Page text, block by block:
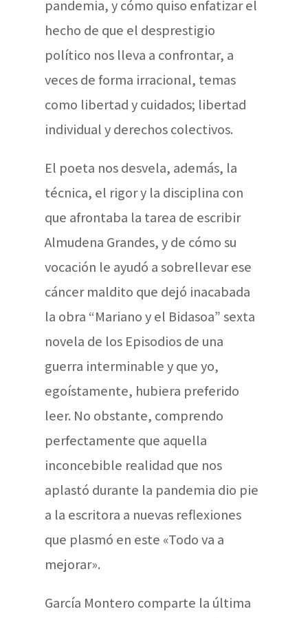
pandemia, y cómo quiso enfatizar el
hecho de que el desprestigio
político nos lleva a confrontar, a
veces de forma irracional, temas
como libertad y cuidados; libertad
individual y derechos colectivos.
El poeta nos desvela, además, la
técnica, el rigor y la disciplina con
que afrontaba la tarea de escribir
Almudena Grandes, y de cómo su
vocación le ayudó a sobrellevar ese
cáncer maldito que dejó inacabada
la obra “Mariano y el Bidasoa” sexta
novela de los Episodios de una
guerra interminable y que yo,
egoístamente, hubiera preferido
leer. No obstante, comprendo
perfectamente que aquella
inconcebible realidad que nos
aplastó durante la pandemia dio pie
a la escritora a nuevas reflexiones
que plasmó en este «Todo va a
mejorar».
García Montero comparte la última